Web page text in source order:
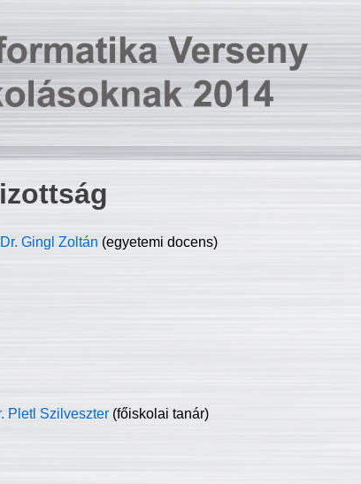
Dr. Gingl Zoltán (egyetemi docens)
Pletl Szilveszter (főiskolai tanár)